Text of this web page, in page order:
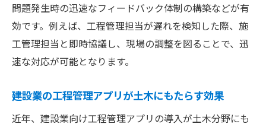
問題発生時の迅速なフィードバック体制の構築などが有
効です。例えば、工程管理担当が遅れを検知した際、施
工管理担当と即時協議し、現場の調整を図ることで、迅
速な対応が可能となります。
建設業の工程管理アプリが土木にもたらす効果
近年、建設業向け工程管理アプリの導入が土木分野にも